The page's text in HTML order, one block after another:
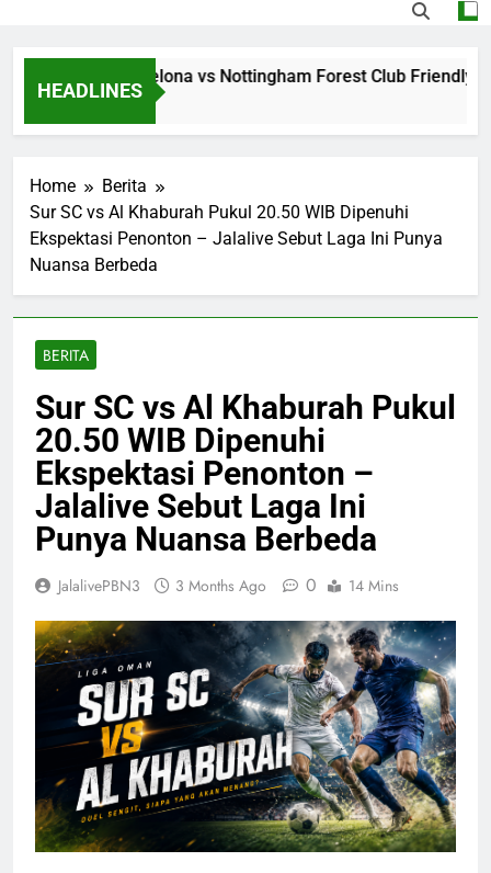
HEADLINES
Jalalive Barcelona vs Nottingham Forest Club Friendly
Home
Berita
Sur SC vs Al Khaburah Pukul 20.50 WIB Dipenuhi
Ekspektasi Penonton – Jalalive Sebut Laga Ini Punya
Nuansa Berbeda
BERITA
Sur SC vs Al Khaburah Pukul
20.50 WIB Dipenuhi
Ekspektasi Penonton –
Jalalive Sebut Laga Ini
Punya Nuansa Berbeda
JalalivePBN3 3 Months Ago 0 14 Mins